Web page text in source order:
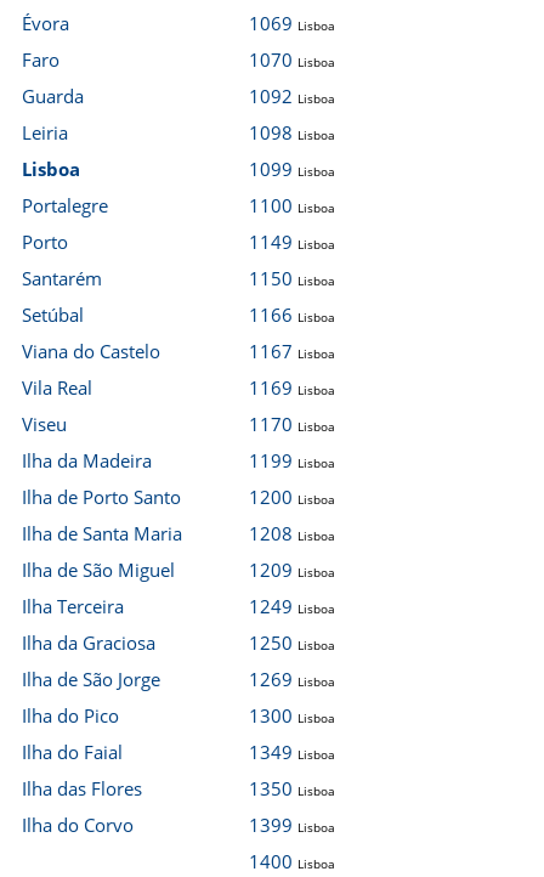
Évora
Faro
Guarda
Leiria
Lisboa
Portalegre
Porto
Santarém
Setúbal
Viana do Castelo
Vila Real
Viseu
Ilha da Madeira
Ilha de Porto Santo
Ilha de Santa Maria
Ilha de São Miguel
Ilha Terceira
Ilha da Graciosa
Ilha de São Jorge
Ilha do Pico
Ilha do Faial
Ilha das Flores
Ilha do Corvo
1069 Lisboa
1070 Lisboa
1092 Lisboa
1098 Lisboa
1099 Lisboa
1100 Lisboa
1149 Lisboa
1150 Lisboa
1166 Lisboa
1167 Lisboa
1169 Lisboa
1170 Lisboa
1199 Lisboa
1200 Lisboa
1208 Lisboa
1209 Lisboa
1249 Lisboa
1250 Lisboa
1269 Lisboa
1300 Lisboa
1349 Lisboa
1350 Lisboa
1399 Lisboa
1400 Lisboa